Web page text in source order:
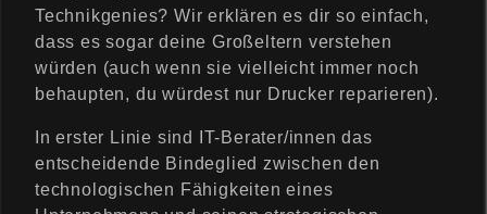
Technikgenies? Wir erklären es dir so einfach,
dass es sogar deine Großeltern verstehen
würden (auch wenn sie vielleicht immer noch
behaupten, du würdest nur Drucker reparieren).
In erster Linie sind IT-Berater/innen das
entscheidende Bindeglied zwischen den
technologischen Fähigkeiten eines